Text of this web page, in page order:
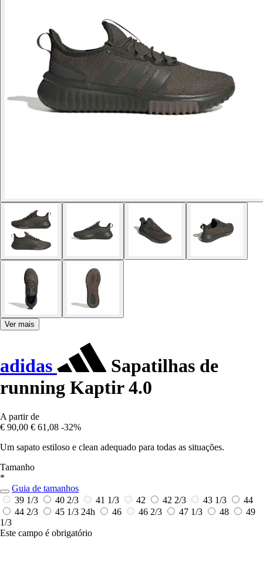
Ver mais
adidas
Sapatilhas de
running Kaptir 4.0
A partir de
€ 90,00 € 61,08 -32%
Um sapato estiloso e clean adequado para todas as situações.
Tamanho
*
Guia de tamanhos
39 1/3
40 2/3 41 1/3 42 42 2/3 43 1/3
44
44 2/3
45 1/3 24h 46 46 2/3 47 1/3 48
49
1/3
Este campo é obrigatório